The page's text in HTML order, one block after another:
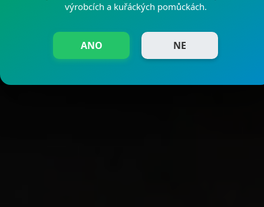
výrobcích a kuřáckých pomůckách.
ANO NE